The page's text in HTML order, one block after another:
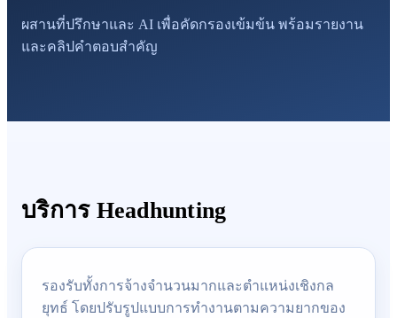
ผสานที่ปรึกษาและ AI เพื่อคัดกรองเข้มข้น พร้อมรายงาน
และคลิปคำตอบสำคัญ
บริการ Headhunting
รองรับทั้งการจ้างจำนวนมากและตำแหน่งเชิงกล
ยุทธ์ โดยปรับรูปแบบการทำงานตามความยากของ